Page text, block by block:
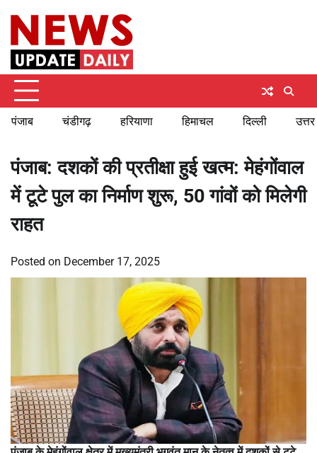
content
पंजाब चंडीगढ़ हरियाणा हिमाचल दिल्ली
पंजाब: दशकों की प्रतीक्षा हुई खत्म: मेहंगोंवाल
में टूटे पुल का निर्माण शुरू, 50 गांवों को मिलेगी
राहत
Posted on December 17, 2025